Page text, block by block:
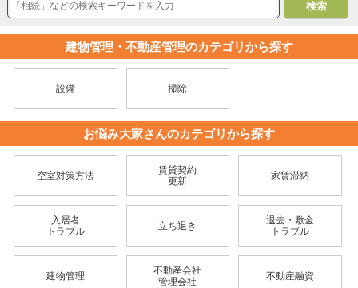
建物管理・不動産管理のカテゴリから探す
設備 掃除
お悩み大家さんのカテゴリから探す
空室対策方法
賃貸契約
更新
家賃滞納
入居者
トラブル
立ち退き
退去・敷金
トラブル
建物管理
不動産会社
管理会社
不動産融資